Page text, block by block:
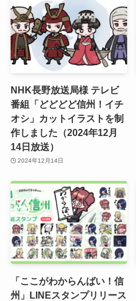
NHK長野放送局様 テレビ
番組「どどどど信州！イチ
オシ」カットイラストを制
作しました（2024年12月
14日放送）
2024年12月14日
「ここがわからんばい！信
州」LINEスタンプリリース